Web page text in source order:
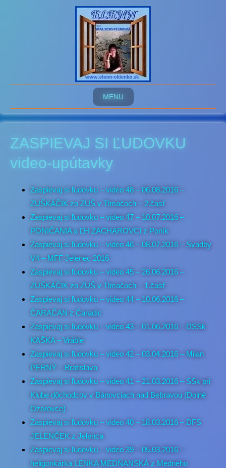
MENU
ZASPIEVAJ SI ĽUDOVKU
video-upútavky
Zaspievaj si ľudovku – video 48 – 06.08.2016 –
ZUŠKÁČIK zo ZUŠ v Tlmačoch – 2.časť
Zaspievaj si ľudovku – video 47 – 10.07.2016 –
PONIČANIA a ĽH ZACHAROVCI z Poník
Zaspievaj si ľudovku – video 46 – 08.07.2016 – Svadby
V4 – MFF Jelenec 2016
Zaspievaj si ľudovku – video 45 – 26.06.2016 –
ZUŠKÁČIK zo ZUŠ v Tlmačoch – 1.časť
Zaspievaj si ľudovku – video 44 – 10.06.2016 –
ČARAČAN z Čaradíc
Zaspievaj si ľudovku – video 43 – 01.06.2016 – DSSk
KAŠKA – Vráble
Zaspievaj si ľudovku – video 42 – 03.04.2016 – Milan
PERNÝ – Bratislava
Zaspievaj si ľudovku – video 41 – 21.03.2016 – SSk pri
Klube dôchodcov v Bánovciach nad Bebravou (Dolné
Ozorovce)
Zaspievaj si ľudovku – video 40 – 18.03.2016 – DFS
JELENČEK z Jelenca
Zaspievaj si ľudovku – video 39 – 05.03.2016 –
heligonkárka LENKA MEDŇANSKÁ z Medného